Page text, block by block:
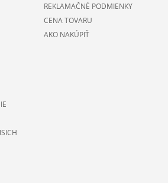
REKLAMAČNÉ PODMIENKY
CENA TOVARU
AKO NAKÚPIŤ